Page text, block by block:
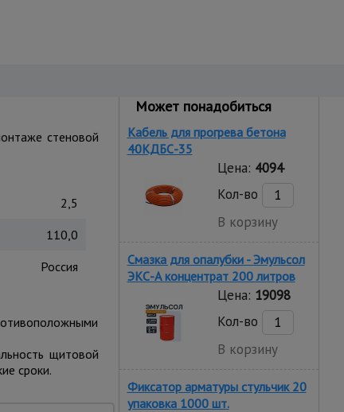
стеновой
2,5
110,0
Россия
щитовой
сроки.
Может понадобиться
Кабель для прогрева бетона
40КДБС-35
Цена: 4094
Кол-во
В корзину
Смазка для опалубки - Эмульсол
ЭКС-А концентрат 200 литров
Цена: 19098
Кол-во
В корзину
Фиксатор арматуры стульчик 20
упаковка 1000 шт.